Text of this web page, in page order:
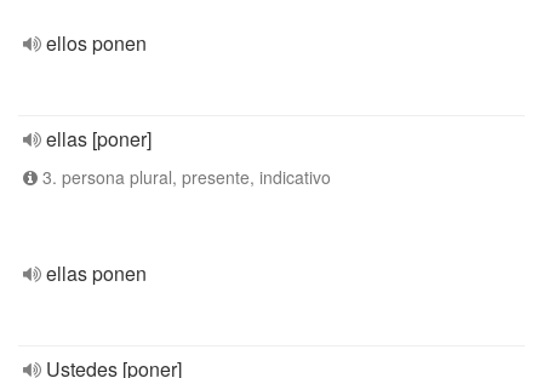
ellos ponen
ellas [poner]
3. persona plural, presente, indicativo
ellas ponen
Ustedes [poner]